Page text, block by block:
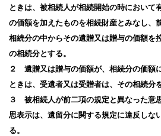
ときは、被相続人が相続開始の時において
の価額を加えたものを相続財産とみなし、
相続分の中からその遺贈又は贈与の価額を
の相続分とする。
２ 遺贈又は贈与の価額が、相続分の価額
ときは、受遺者又は受贈者は、その相続分
３ 被相続人が前二項の規定と異なった意
思表示は、遺留分に関する規定に違反しな
る。